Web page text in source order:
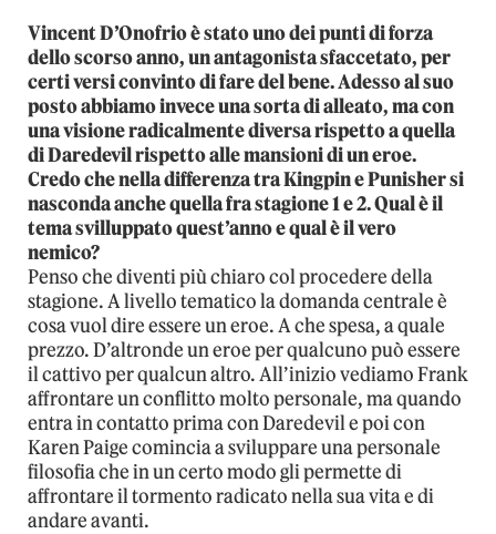
Vincent D’Onofrio è stato uno dei punti di forza
dello scorso anno, un antagonista sfaccetato, per
certi versi convinto di fare del bene. Adesso al suo
posto abbiamo invece una sorta di alleato, ma con
una visione radicalmente diversa rispetto a quella
di Daredevil rispetto alle mansioni di un eroe.
Credo che nella differenza tra Kingpin e Punisher si
nasconda anche quella fra stagione 1 e 2. Qual è il
tema svilluppato quest’anno e qual è il vero
nemico?
Penso che diventi più chiaro col procedere della
stagione. A livello tematico la domanda centrale è
cosa vuol dire essere un eroe. A che spesa, a quale
prezzo. D’altronde un eroe per qualcuno può essere
il cattivo per qualcun altro. All’inizio vediamo Frank
affrontare un conflitto molto personale, ma quando
entra in contatto prima con Daredevil e poi con
Karen Paige comincia a sviluppare una personale
filosofia che in un certo modo gli permette di
affrontare il tormento radicato nella sua vita e di
andare avanti.